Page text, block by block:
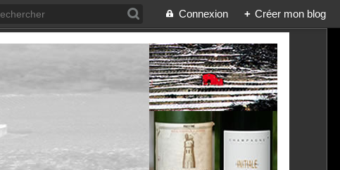
Connexion + Créer mon blog